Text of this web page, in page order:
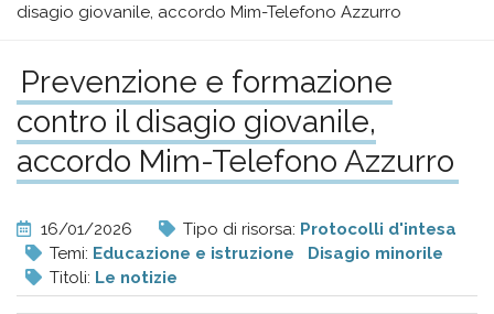
di
Documentazione
e
analisi
pr
disagio giovanile, accordo Mim-Telefono Azzurro
Prevenzione e formazione
contro il disagio giovanile,
accordo Mim-Telefono Azzurro
16/01/2026 Tipo di risorsa: Protocolli d'intesa
Temi: Educazione e istruzione
Disagio minorile
Titoli: Le notizie